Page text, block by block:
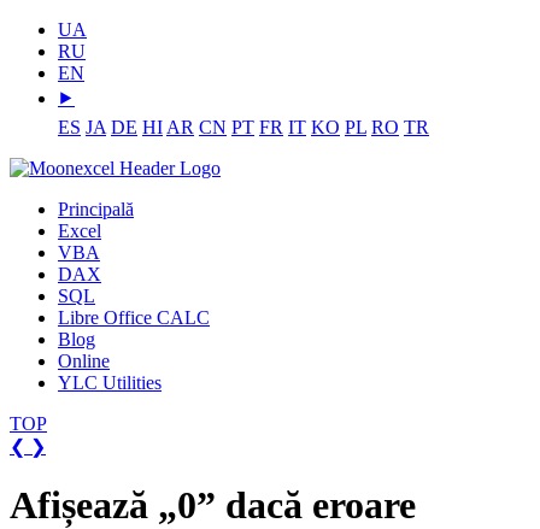
UA
RU
EN
⯈
ES JA DE HI AR CN PT FR IT KO PL RO TR
Principală
Excel
VBA
DAX
SQL
Libre Office CALC
Blog
Online
YLC Utilities
TOP
❮ ❯
Afișează „0” dacă eroare